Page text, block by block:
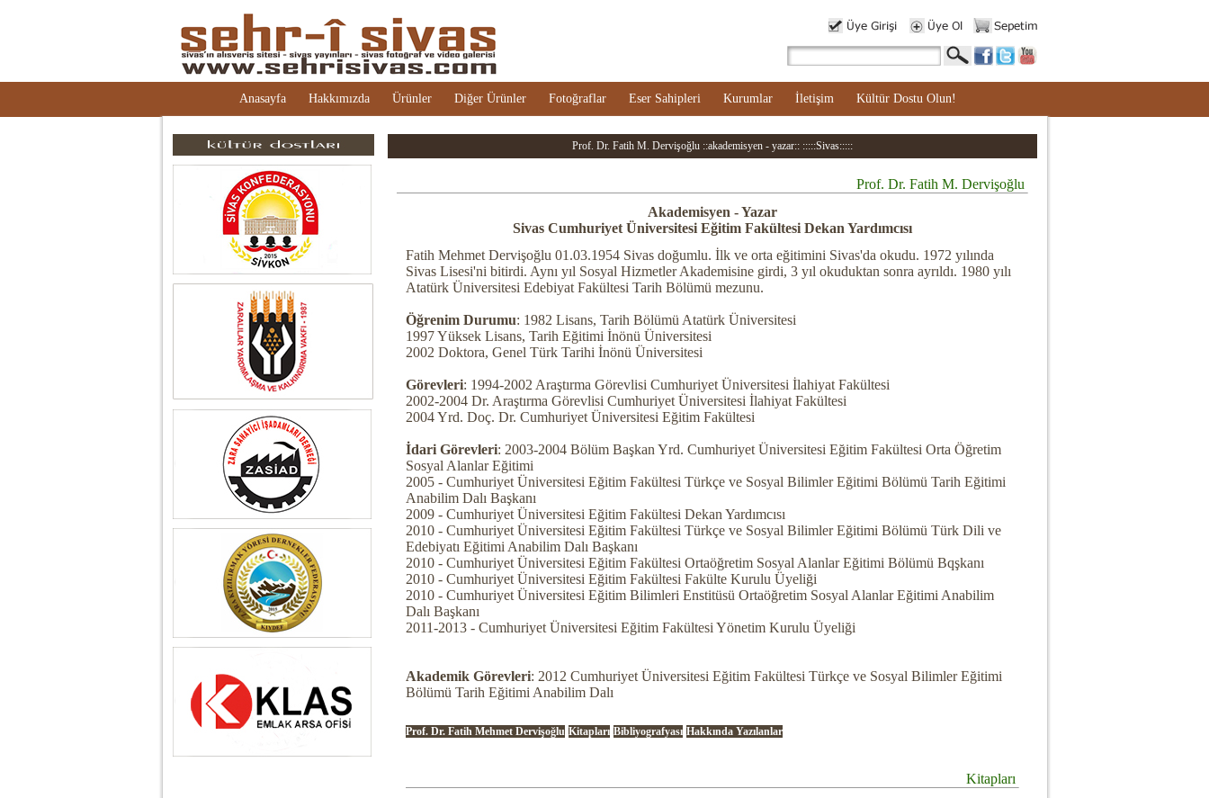
Anasayfa Hakkımızda Ürünler Diğer Ürünler Fotoğraflar Eser Sahipleri Kurumlar İletişim Kültür Dostu Olun!
Prof. Dr. Fatih M. Dervişoğlu ::akademisyen - yazar:: :::::Sivas:::::
Prof. Dr. Fatih M. Dervişoğlu
Akademisyen - Yazar
Sivas Cumhuriyet Üniversitesi Eğitim Fakültesi Dekan Yardımcısı
Fatih Mehmet Dervişoğlu 01.03.1954 Sivas doğumlu. İlk ve orta eğitimini Sivas'da okudu. 1972 yılında
Sivas Lisesi'ni bitirdi. Aynı yıl Sosyal Hizmetler Akademisine girdi, 3 yıl okuduktan sonra ayrıldı. 1980 yılı
Atatürk Üniversitesi Edebiyat Fakültesi Tarih Bölümü mezunu.
Öğrenim Durumu: 1982 Lisans, Tarih Bölümü Atatürk Üniversitesi
1997 Yüksek Lisans, Tarih Eğitimi İnönü Üniversitesi
2002 Doktora, Genel Türk Tarihi İnönü Üniversitesi
Görevleri: 1994-2002 Araştırma Görevlisi Cumhuriyet Üniversitesi İlahiyat Fakültesi
2002-2004 Dr. Araştırma Görevlisi Cumhuriyet Üniversitesi İlahiyat Fakültesi
2004 Yrd. Doç. Dr. Cumhuriyet Üniversitesi Eğitim Fakültesi
İdari Görevleri: 2003-2004 Bölüm Başkan Yrd. Cumhuriyet Üniversitesi Eğitim Fakültesi Orta Öğretim
Sosyal Alanlar Eğitimi
2005 - Cumhuriyet Üniversitesi Eğitim Fakültesi Türkçe ve Sosyal Bilimler Eğitimi Bölümü Tarih Eğitimi
Anabilim Dalı Başkanı
2009 - Cumhuriyet Üniversitesi Eğitim Fakültesi Dekan Yardımcısı
2010 - Cumhuriyet Üniversitesi Eğitim Fakültesi Türkçe ve Sosyal Bilimler Eğitimi Bölümü Türk Dili ve
Edebiyatı Eğitimi Anabilim Dalı Başkanı
2010 - Cumhuriyet Üniversitesi Eğitim Fakültesi Ortaöğretim Sosyal Alanlar Eğitimi Bölümü Bqşkanı
2010 - Cumhuriyet Üniversitesi Eğitim Fakültesi Fakülte Kurulu Üyeliği
2010 - Cumhuriyet Üniversitesi Eğitim Bilimleri Enstitüsü Ortaöğretim Sosyal Alanlar Eğitimi Anabilim
Dalı Başkanı
2011-2013 - Cumhuriyet Üniversitesi Eğitim Fakültesi Yönetim Kurulu Üyeliği
Akademik Görevleri: 2012 Cumhuriyet Üniversitesi Eğitim Fakültesi Türkçe ve Sosyal Bilimler Eğitimi
Bölümü Tarih Eğitimi Anabilim Dalı
Prof. Dr. Fatih Mehmet Dervişoğlu Kitapları Bibliyografyası Hakkında Yazılanlar
Kitapları